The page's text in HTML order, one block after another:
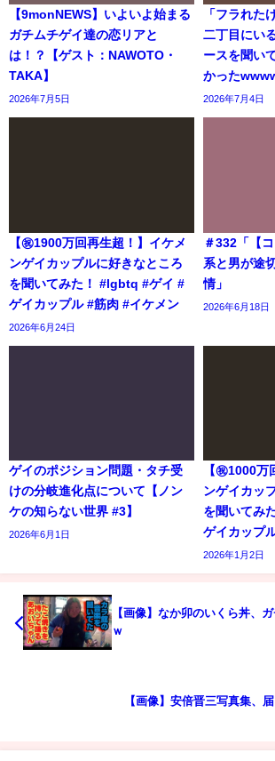
【9monNEWS】いよいよ始まる
ガチムチゲイ達の恋リアと
は！？【ゲスト：NAWOTO・
TAKA】
2026年7月5日
「フラれた
二丁目にい
ースを聞い
かった
2026年7月4日
【㊗️1900万回再生超！】イケメ
ンゲイカップルに好きなところ
を聞いてみた！ #lgbtq #ゲイ #
ゲイカップル #筋肉 #イケメン
2026年6月24日
＃332「【
系と男が途
情」
2026年6月18日
ゲイのポジション問題・タチ受
けの分岐進化点について【ノン
ケの知らない世界 #3】
2026年6月1日
【㊗️1000万
ンゲイカッ
を聞いてみ
ゲイカップ
2026年1月2日
【画像】なか卯のいくら丼、
ｗ
【画像】安倍晋三写真集、届